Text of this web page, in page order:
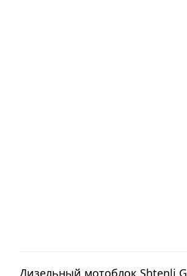
Дизельный мотоблок Shtenli G